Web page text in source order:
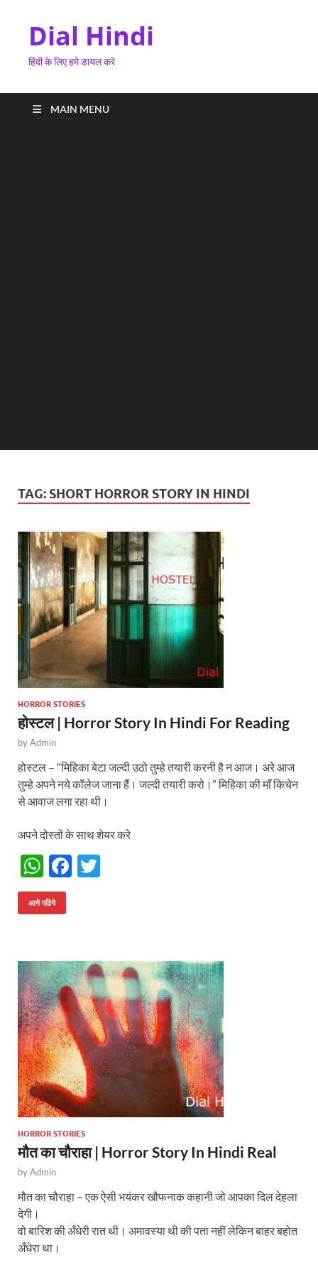
Dial Hindi
हिंदी के लिए हमे डायल करे
MAIN MENU
TAG: SHORT HORROR STORY IN HINDI
HORROR STORIES
होस्टल | Horror Story In Hindi For Reading
byAdmin
होस्टल – “मिहिका बेटा जल्दी उठो तुम्हे तयारी करनी है न आज। अरे आज
तुम्हे अपने नये कॉलेज जाना हैं। जल्दी तयारी करो।” मिहिका की माँ किचेन
से आवाज लगा रहा थी।
अपने दोस्तों के साथ शेयर करे
W
h
at
A
p
p
F
o
o
k
आगे पढिये
HORROR STORIES
मौत का चौराहा | Horror Story In Hindi Real
byAdmin
मौत का चौराहा – एक ऐसी भयंकर खौफनाक कहानी जो आपका दिल देहला
देगी।
वो बारिश की अँधेरी रात थी। अमावस्या थी की पता नहीं लेकिन बाहर बहोत
अँधेरा था।